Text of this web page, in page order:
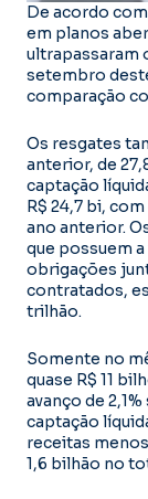
De acordo
em planos
ultrapassaram
setembro
comparação
Os resgates
anterior, de
captação
R$ 24,7 bi,
ano anterior.
que possuem
obrigações
contratados,
trilhão.
Somente no
quase R$ 11
avanço de
captação
receitas
1,6 bilhão no